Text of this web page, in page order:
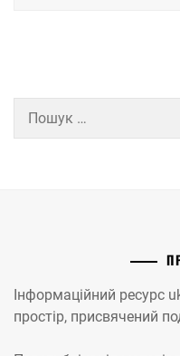
Інформаційний ресурс
простір, присвячений